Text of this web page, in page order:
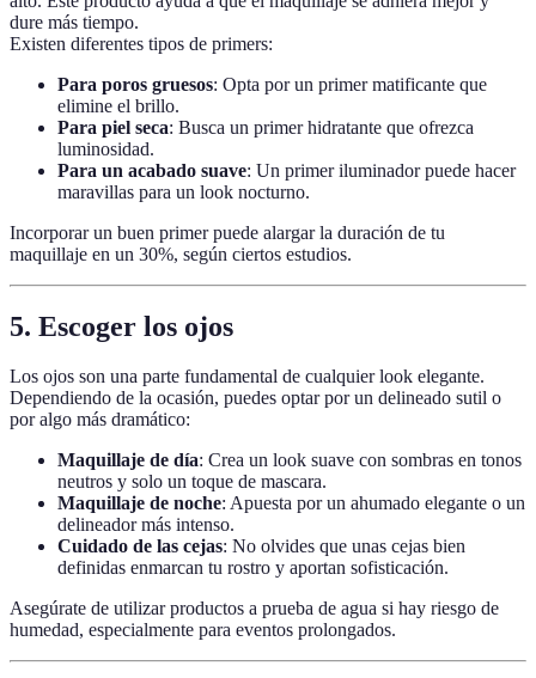
dure más tiempo.
Existen diferentes tipos de primers:
Para poros gruesos: Opta por un primer matificante que
elimine el brillo.
Para piel seca: Busca un primer hidratante que ofrezca
luminosidad.
Para un acabado suave: Un primer iluminador puede hacer
maravillas para un look nocturno.
Incorporar un buen primer puede alargar la duración de tu
maquillaje en un 30%, según ciertos estudios.
5. Escoger los ojos
Los ojos son una parte fundamental de cualquier look elegante.
Dependiendo de la ocasión, puedes optar por un delineado sutil o
por algo más dramático:
Maquillaje de día: Crea un look suave con sombras en tonos
neutros y solo un toque de mascara.
Maquillaje de noche: Apuesta por un ahumado elegante o un
delineador más intenso.
Cuidado de las cejas: No olvides que unas cejas bien
definidas enmarcan tu rostro y aportan sofisticación.
Asegúrate de utilizar productos a prueba de agua si hay riesgo de
humedad, especialmente para eventos prolongados.